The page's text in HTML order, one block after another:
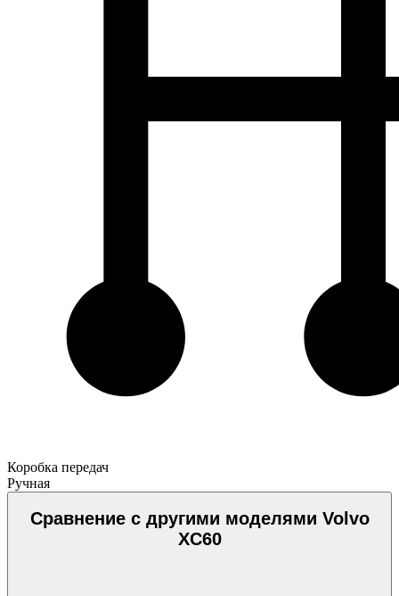
Коробка передач
Ручная
Сравнение с другими моделями Volvo
XC60